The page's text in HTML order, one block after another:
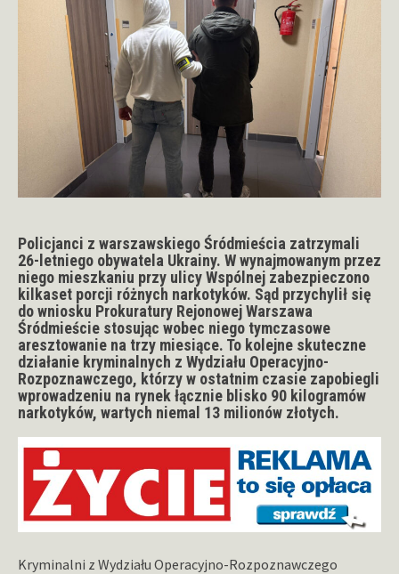
Policjanci z warszawskiego Śródmieścia zatrzymali
26-letniego obywatela Ukrainy. W wynajmowanym przez
niego mieszkaniu przy ulicy Wspólnej zabezpieczono
kilkaset porcji różnych narkotyków. Sąd przychylił się
do wniosku Prokuratury Rejonowej Warszawa
Śródmieście stosując wobec niego tymczasowe
aresztowanie na trzy miesiące. To kolejne skuteczne
działanie kryminalnych z Wydziału Operacyjno-
Rozpoznawczego, którzy w ostatnim czasie zapobiegli
wprowadzeniu na rynek łącznie blisko 90 kilogramów
narkotyków, wartych niemal 13 milionów złotych.
Kryminalni z Wydziału Operacyjno-Rozpoznawczego